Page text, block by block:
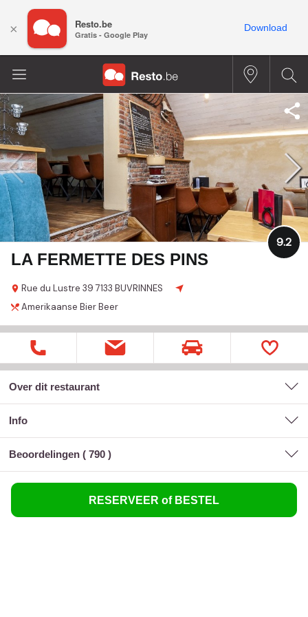
LA FERMETTE DES PINS
Rue du Lustre 39 7133 BUVRINNES
9.2
Amerikaanse BierBeer
Over dit restaurant
Info
Beoordelingen ( 790 )
RESERVEER of BESTEL
× Resto.be
Gratis - Google Play
Download